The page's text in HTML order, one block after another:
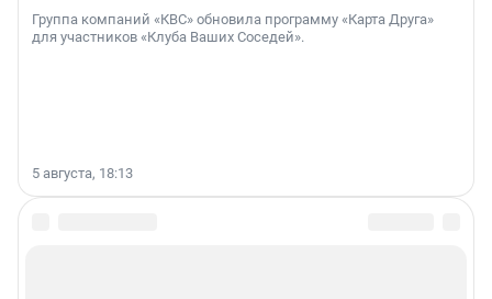
Группа компаний «КВС» обновила программу «Карта Друга»
для участников «Клуба Ваших Соседей».
5 августа, 18:13